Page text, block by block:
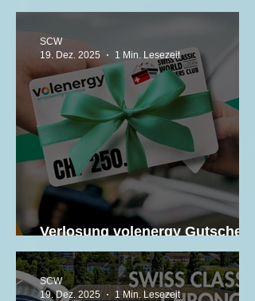
Albisgütli Classics Cars & Bikes
Verlosung volenergy Gutscheine
3 x CHF 250.-
SCW
19. Dez. 2025
1 Min. Lesezeit
SCW
19. Dez. 2025
1 Min. Lesezeit